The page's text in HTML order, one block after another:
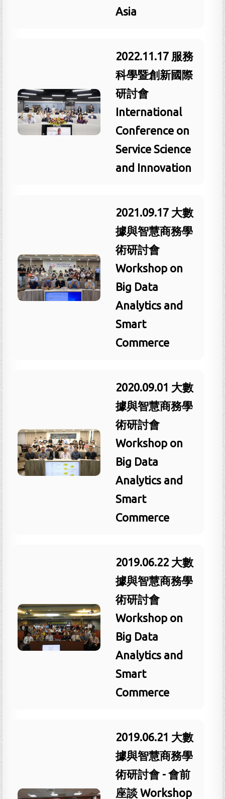
Asia
2022.11.17 服務
科學暨創新國際
研討會
International
Conference on
Service Science
and Innovation
2021.09.17 大數
據與智慧商務學
術研討會
Workshop on
Big Data
Analytics and
Smart
Commerce
2020.09.01 大數
據與智慧商務學
術研討會
Workshop on
Big Data
Analytics and
Smart
Commerce
2019.06.22 大數
據與智慧商務學
術研討會
Workshop on
Big Data
Analytics and
Smart
Commerce
2019.06.21 大數
據與智慧商務學
術研討會 - 會前
座談 Workshop